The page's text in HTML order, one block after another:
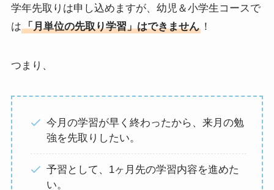
学年先取りは申し込めますが、幼児＆小学生コースで
は「月単位の先取り学習」はできません！
つまり、
今月の学習が早く終わったから、来月の勉
強を先取りしたい。
予習として、1ヶ月先の学習内容を進めた
い。